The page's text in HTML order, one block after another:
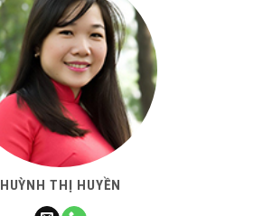
HUỲNH THỊ HUYỀN